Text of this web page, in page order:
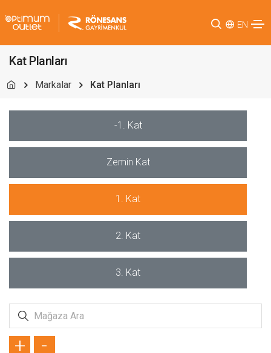
EN
Kat Planları
Markalar Kat Planları
-1. Kat
Zemin Kat
1. Kat
2. Kat
3. Kat
+ -